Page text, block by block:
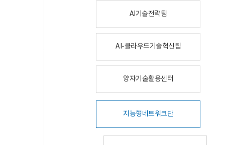
AI기술전략팀
AI-클라우드기술혁신팀
양자기술활용센터
지능형네트워크단